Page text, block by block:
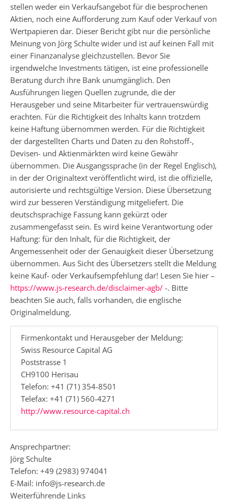
stellen weder ein Verkaufsangebot für die besprochenen
Aktien, noch eine Aufforderung zum Kauf oder Verkauf von
Wertpapieren dar. Dieser Bericht gibt nur die persönliche
Meinung von Jörg Schulte wider und ist auf keinen Fall mit
einer Finanzanalyse gleichzustellen. Bevor Sie
irgendwelche Investments tätigen, ist eine professionelle
Beratung durch ihre Bank unumgänglich. Den
Ausführungen liegen Quellen zugrunde, die der
Herausgeber und seine Mitarbeiter für vertrauenswürdig
erachten. Für die Richtigkeit des Inhalts kann trotzdem
keine Haftung übernommen werden. Für die Richtigkeit
der dargestellten Charts und Daten zu den Rohstoff-,
Devisen- und Aktienmärkten wird keine Gewähr
übernommen. Die Ausgangssprache (in der Regel Englisch),
in der der Originaltext veröffentlicht wird, ist die offizielle,
autorisierte und rechtsgültige Version. Diese Übersetzung
wird zur besseren Verständigung mitgeliefert. Die
deutschsprachige Fassung kann gekürzt oder
zusammengefasst sein. Es wird keine Verantwortung oder
Haftung: für den Inhalt, für die Richtigkeit, der
Angemessenheit oder der Genauigkeit dieser Übersetzung
übernommen. Aus Sicht des Übersetzers stellt die Meldung
keine Kauf- oder Verkaufsempfehlung dar! Lesen Sie hier –
https://www.js-research.de/disclaimer-agb/ -. Bitte
beachten Sie auch, falls vorhanden, die englische
Originalmeldung.
Firmenkontakt und Herausgeber der Meldung:
Swiss Resource Capital AG
Poststrasse 1
CH9100 Herisau
Telefon: +41 (71) 354-8501
Telefax: +41 (71) 560-4271
http://www.resource-capital.ch
Ansprechpartner:
Jörg Schulte
Telefon: +49 (2983) 974041
E-Mail: info@js-research.de
Weiterführende Links